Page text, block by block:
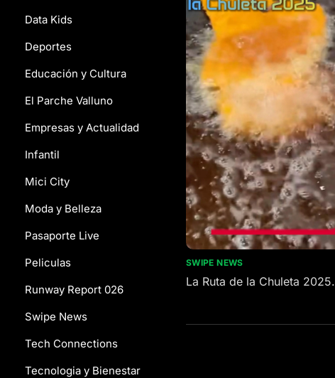
Data Kids
Deportes
Educación y Cultura
El Parche Valluno
Empresas y Actualidad
Infantil
Mici City
Moda y Belleza
Pasaporte Live
Peliculas
Runway Report 026
Swipe News
Tech Connections
Tecnologia y Bienestar
SWIPE NEWS
La Ruta de la Chuleta 2025.